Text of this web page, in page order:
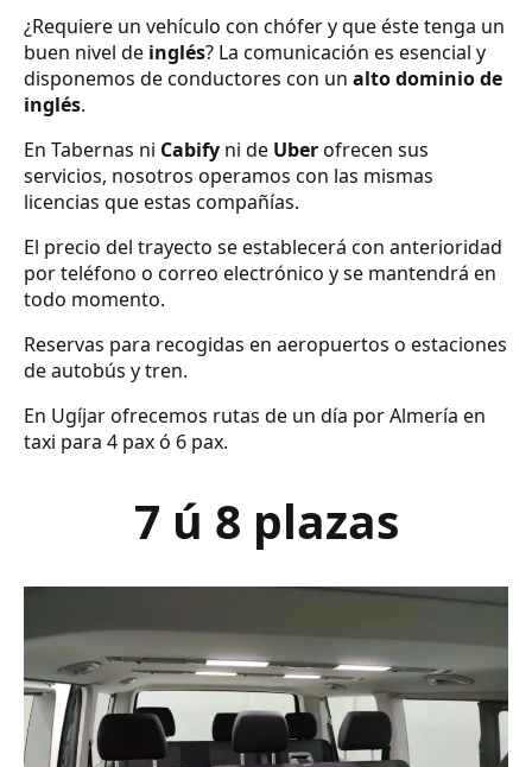
¿Requiere un vehículo con chófer y que éste tenga un
buen nivel de inglés? La comunicación es esencial y
disponemos de conductores con un alto dominio de
inglés.
En Tabernas ni Cabify ni de Uberofrecen sus
servicios, nosotros operamos con las mismas
licencias que estas compañías.
El precio del trayecto se establecerá con anterioridad
por teléfono o correo electrónico y se mantendrá en
todo momento.
Reservas para recogidas en aeropuertos o estaciones
de autobús y tren.
En Ugíjar ofrecemos rutas de un día por Almería en
taxi para 4 pax ó 6 pax.
7 ú 8 plazas